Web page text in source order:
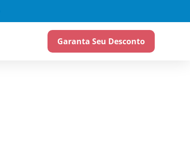
Garanta Seu Desconto